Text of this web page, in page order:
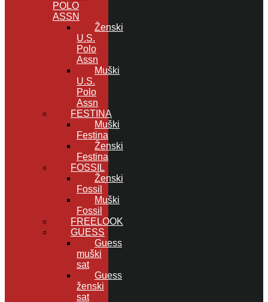
POLO
ASSN
Ženski
U.S.
Polo
Assn
Muški
U.S.
Polo
Assn
FESTINA
Muški
Festina
Ženski
Festina
FOSSIL
Ženski
Fossil
Muški
Fossil
FREELOOK
GUESS
Guess
muški
sat
Guess
ženski
sat